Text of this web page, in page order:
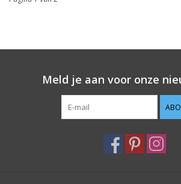
Meld je aan voor onze